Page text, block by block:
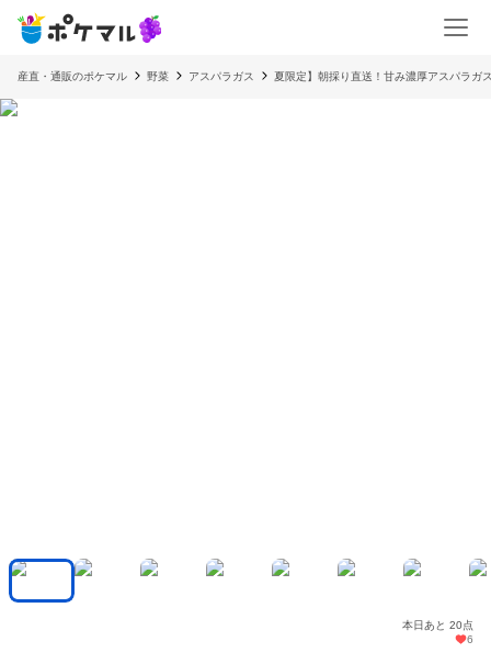
産直・通販のポケマル 野菜 アスパラガス 夏限定】朝採り直送！甘み濃厚アスパラガ
本日あと 20点
6